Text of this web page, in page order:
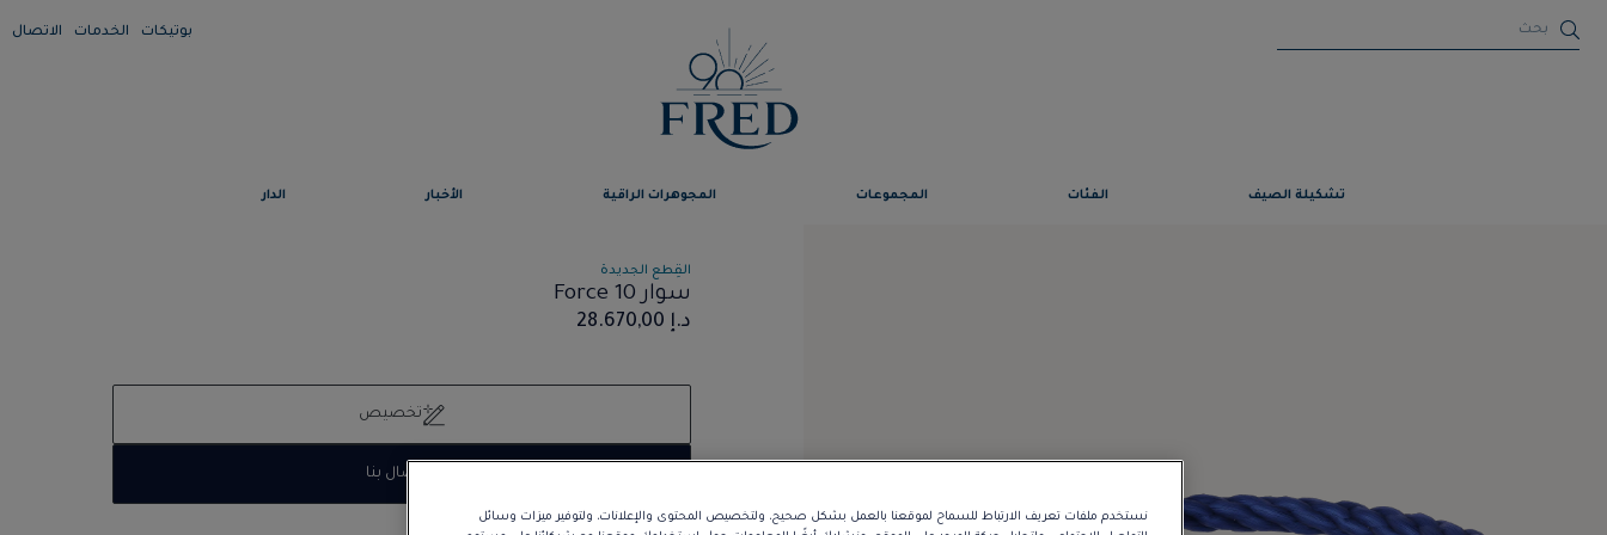
بوتيكات الخدمات الاتصال
تشكيلة الصيف الفئات المجموعات المجوهرات الراقية الأخبار الدار
القِطع الجديدة
سوار Force 10
د.إ 28.670,00
تخصيص
الاتصال بنا
نستخدم ملفات تعريف الارتباط للسماح لموقعنا بالعمل بشكل صحيح، ولتخصيص المحتوى والإعلانات، ولتوفير ميزات وسائل